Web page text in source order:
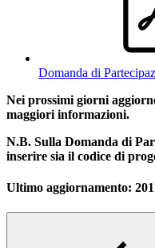
Domanda di
Nei prossimi giorni
maggiori informazioni.
N.B. Sulla Domanda di
inserire sia il codice di
Ultimo aggiornamento: